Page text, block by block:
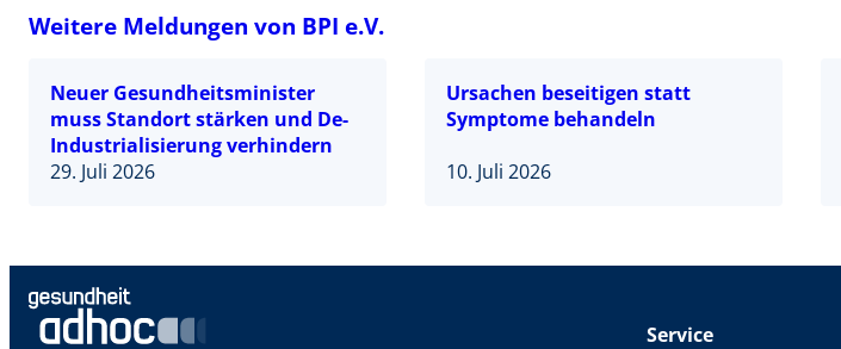
Weitere Meldungen von BPI e.V.
Neuer Gesundheitsminister
muss Standort stärken und De-
Industrialisierung verhindern
29. Juli 2026
Ursachen beseitigen statt
Symptome behandeln
10. Juli 2026
Service